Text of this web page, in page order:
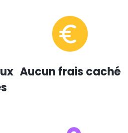
Aucun frais caché